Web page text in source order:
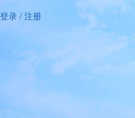
登录 / 注册